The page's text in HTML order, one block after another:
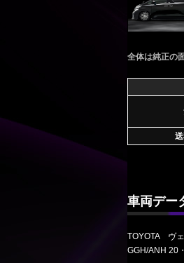
全体は純正の
車両デー
TOYOTA ヴ
GGH/ANH 20